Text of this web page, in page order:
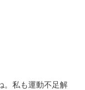
。私も運動不足解